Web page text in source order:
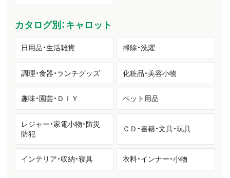
カタログ別：キャロット
日用品・生活雑貨 掃除・洗濯
調理・食器・ランチグッズ 化粧品・美容小物
趣味・園芸・ＤＩＹ ペット用品
レジャー・家電小物・防災
防犯
ＣＤ・書籍・文具・玩具
インテリア・収納・寝具 衣料・インナー・小物